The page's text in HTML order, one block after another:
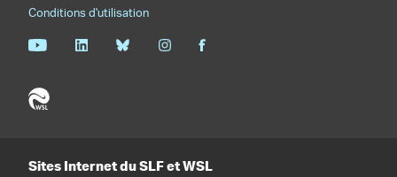
Conditions d'utilisation
Sites Internet du SLF et WSL